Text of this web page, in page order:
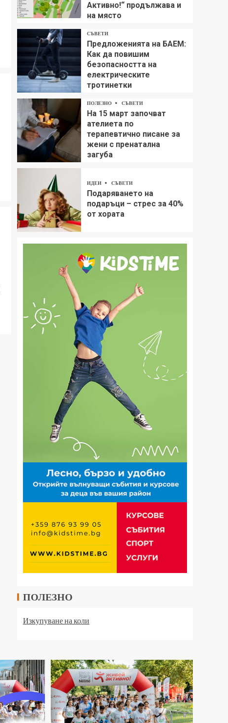
Aктивно!“ продължава и
на място
СЪВЕТИ
Предложенията на БАЕМ:
Как да повишим
безопасността на
електрическите
тротинетки
ПОЛЕЗНО СЪВЕТИ
На 15 март започват
ателиета по
терапевтично писане за
жени с пренатална
загуба
ИДЕИ СЪВЕТИ
Подаряването на
подаръци – стрес за 40%
от хората
ПОЛЕЗНО
Изкупуване на коли